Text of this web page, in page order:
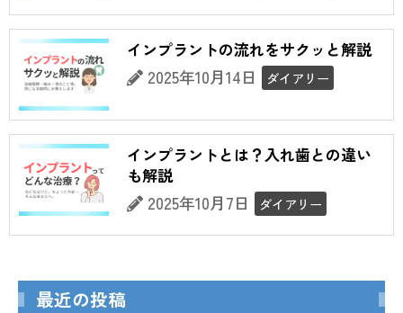
インプラントの流れをサクッと解説
2025年10月14日 ダイアリー
インプラントとは？入れ歯との違い
も解説
2025年10月7日 ダイアリー
最近の投稿